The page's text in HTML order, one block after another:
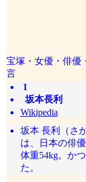
宝塚・女優・俳優
言
1
坂本長利
Wikipedia
坂本 長利（さ
は、日本の俳
体重54kg。か
た。